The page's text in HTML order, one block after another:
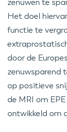
zenuwen te
Het doel
functie te
door de
zenuwsparend
op positieve
de MRI om
ontwikkeld om